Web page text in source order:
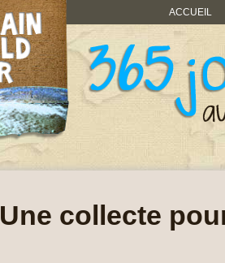
ACCUEIL
Une collecte